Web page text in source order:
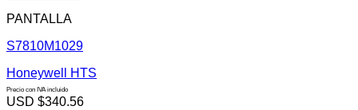
PANTALLA
S7810M1029
Honeywell HTS
Precio con IVA incluido
USD $340.56